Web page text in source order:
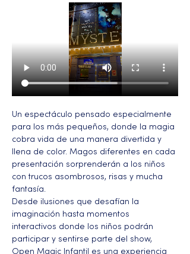
Un espectáculo pensado especialmente
para los más pequeños, donde la magia
cobra vida de una manera divertida y
llena de color. Magos diferentes en cada
presentación sorprenderán a los niños
con trucos asombrosos, risas y mucha
fantasía.
Desde ilusiones que desafían la
imaginación hasta momentos
interactivos donde los niños podrán
participar y sentirse parte del show,
Open Magic Infantil es una experiencia